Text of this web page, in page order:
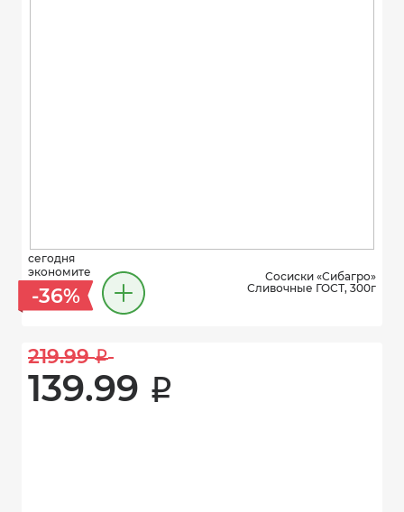
сегодня
экономите
-36%
Сосиски «Сибагро»
Сливочные ГОСТ, 300г
219.99 i
139.99 i